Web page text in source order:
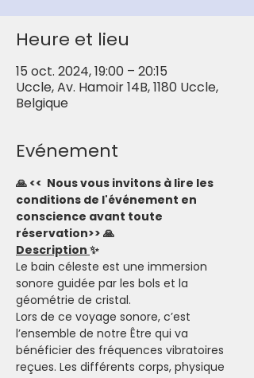
Heure et lieu
15 oct. 2024, 19:00 – 20:15
Uccle, Av. Hamoir 14B, 1180 Uccle,
Belgique
Evénement
🙏 <<  Nous vous invitons à lire les
conditions de l'événement en
conscience avant toute
réservation>> 🙏
Description ✨
Le bain céleste est une immersion
sonore guidée par les bols et la
géométrie de cristal.
Lors de ce voyage sonore, c’est
l’ensemble de notre Être qui va
bénéficier des fréquences vibratoires
reçues. Les différents corps, physique